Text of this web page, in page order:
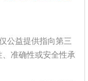
公益提供指向第三
准确性或安全性承